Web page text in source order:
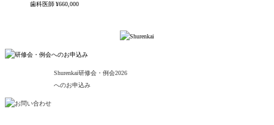
歯科医師¥660,000
Shurenkai研修会・例会2026
へのお申込み